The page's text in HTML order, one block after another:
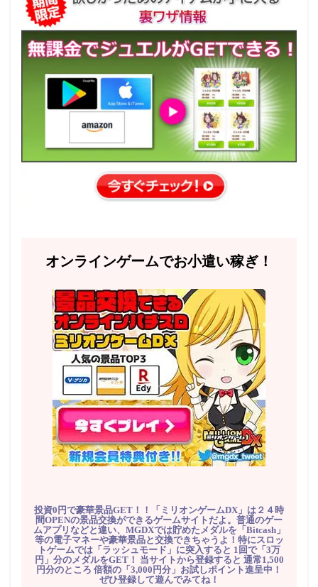
オンラインゲームでお小遣い稼ぎ！
投資0円で豪華景品GET！！「ミリオンゲームDX」は２４時
間OPENの景品交換ができるゲームサイトだよ。普通のゲー
ムアプリなどと違い、MGDXでは貯めたメダルを「Bitcash」
等の電子マネーや豪華景品と交換できちゃうよ！特にスロッ
トゲームでは「ラッシュモード」に突入すると 1回で「3万
円」分のメダルをGET！ 当サイトから登録すると 通常1,500
円分のところ 倍額の「3,000円分」お試しポイント進呈中！
ぜひ登録して遊んでみてね！